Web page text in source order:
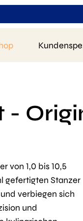
-
von 1,0 bis 10,5
gefertigten Stanzer
verbiegen sich
und